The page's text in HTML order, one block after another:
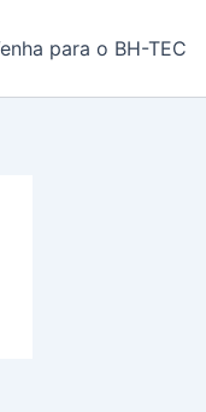
para o BH-TEC